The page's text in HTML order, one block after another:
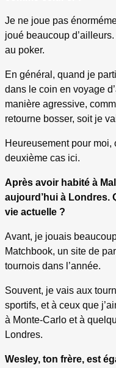
Je ne joue pas
joué beaucoup
au poker.
En général, quand je
dans le coin en voyage
manière agressive,
retourne bosser, soit je
Heureusement pour
deuxième cas ici.
Après avoir habité à
aujourd’hui à Londres.
vie actuelle ?
Avant, je jouais
Matchbook, un site de
tournois dans l’année.
Souvent, je vais aux
sportifs, et à ceux que
à Monte-Carlo et à
Londres.
Wesley, ton frère, est